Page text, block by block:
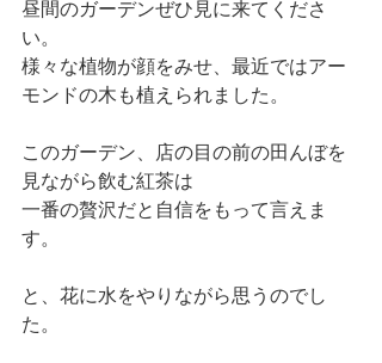
昼間のガーデンぜひ見に来てくださ
い。
様々な植物が顔をみせ、最近ではアー
モンドの木も植えられました。
このガーデン、店の目の前の田んぼを
見ながら飲む紅茶は
一番の贅沢だと自信をもって言えま
す。
と、花に水をやりながら思うのでし
た。